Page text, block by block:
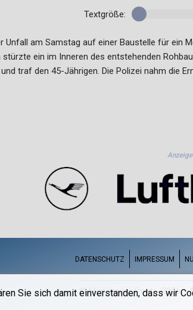
Sie sich damit einverstanden, dass wir
Textgröße:
Unfall am Samstag auf einer Baustelle für ein
ein im Inneren des entstehenden
traf den 45-Jährigen. Die Polizei nahm die
Anzeige
DATENSCHUTZ IMPRESSUM
© Münchener Post - 2026 -